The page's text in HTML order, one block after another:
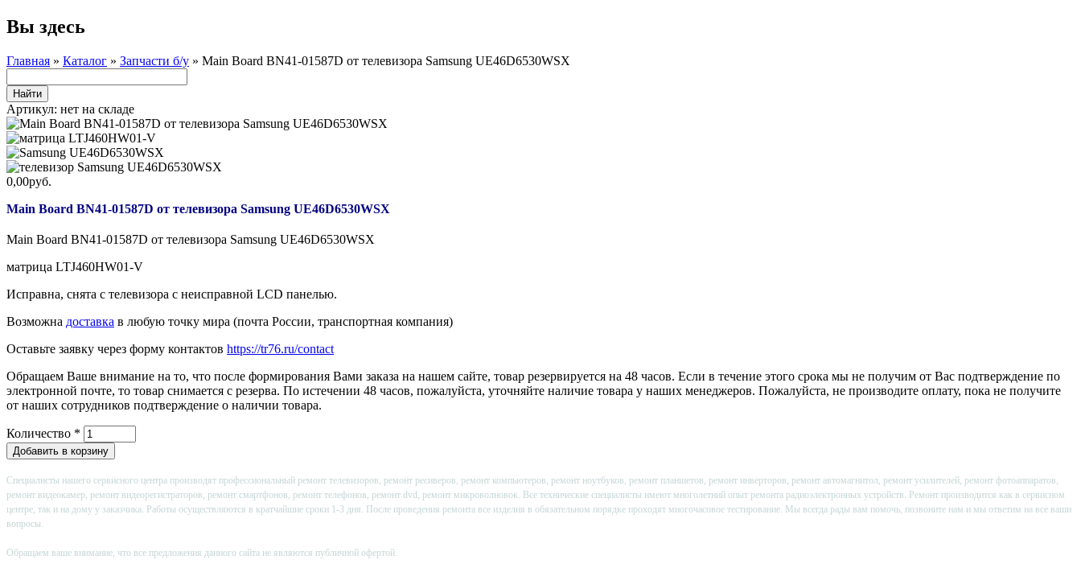
Вы здесь
Главная » Каталог » Запчасти б/у » Main Board BN41-01587D от телевизора Samsung UE46D6530WSX
Артикул: нет на складе
0,00руб.
Main Board BN41-01587D от телевизора Samsung UE46D6530WSX
Main Board BN41-01587D от телевизора Samsung UE46D6530WSX
матрица LTJ460HW01-V
Исправна, снята с телевизора с неисправной LCD панелью.
Возможна доставка в любую точку мира (почта России, транспортная компания)
Оставьте заявку через форму контактов https://tr76.ru/contact
Обращаем Ваше внимание на то, что после формирования Вами заказа на нашем сайте, товар резервируется на 48 часов. Если в течение этого срока мы не получим от Вас подтверждение по
электронной почте, то товар снимается с резерва. По истечении 48 часов, пожалуйста, уточняйте наличие товара у наших менеджеров. Пожалуйста, не производите оплату, пока не получите
от наших сотрудников подтверждение о наличии товара.
Количество *
Специалисты нашего сервисного центра производят профессиональный ремонт телевизоров, ремонт ресиверов, ремонт компьютеров, ремонт ноутбуков, ремонт планшетов, ремонт инверторов, ремонт автомагнитол, ремонт усилителей, ремонт фотоаппаратов,
ремонт видеокамер, ремонт видеорегистраторов, ремонт смартфонов, ремонт телефонов, ремонт dvd, ремонт микроволновок. Все технические специалисты имеют многолетний опыт ремонта радиоэлектронных устройств. Ремонт производится как в сервисном
центре, так и на дому у заказчика. Работы осуществляются в кратчайшие сроки 1-3 дня. После проведения ремонта все изделия в обязательном порядке проходят многочасовое тестирование. Мы всегда рады вам помочь, позвоните нам и мы ответим на все ваши
вопросы.
Обращаем ваше внимание, что все предложения данного сайта не являются публичной офертой.